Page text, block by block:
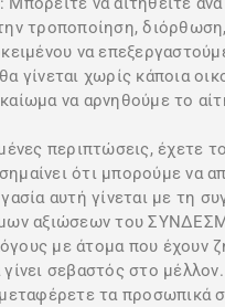
τροποποίηση,
να
χωρίς κάποια
να αρνηθούμε το
περιπτώσεις, έχετε
ότι μπορούμε να
αυτή γίνεται με τη
αξιώσεων του
με άτομα που έχουν
σεβαστός στο μέλλον.
τα προσωπικά